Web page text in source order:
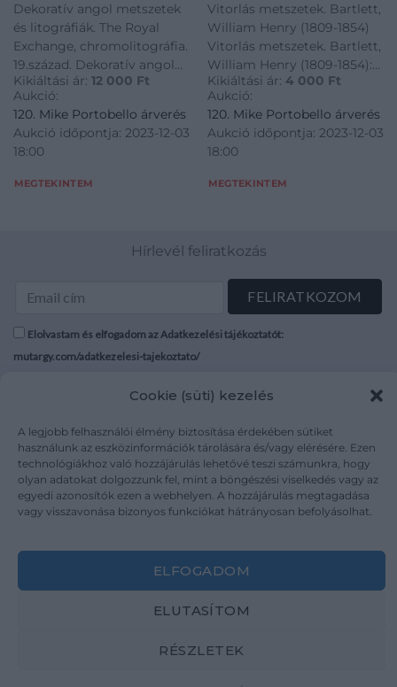
Cookie (süti) kezelés
A legjobb felhasználói élmény biztosítása érdekében sütiket
használunk az eszközinformációk tárolására és/vagy elérésére. Ezen
technológiákhoz való hozzájárulás lehetővé teszi számunkra, hogy
olyan adatokat dolgozzunk fel, mint a böngészési viselkedés vagy az
egyedi azonosítók ezen a webhelyen. A hozzájárulás megtagadása
vagy visszavonása bizonyos funkciókat hátrányosan befolyásolhat.
ELFOGADOM
ELUTASÍTOM
RÉSZLETEK
angol metszetek és
litográfiák. The Royal
Exchange,
chromolitográfia.
19.század.
Dekoratív angol metszetek
és litográfiák. The Royal
Exchange, chromolitográfia.
19.század. Dekoratív angol
metszetek és litográfiák. The
Royal Exchange,
chromolitográfia. 19.század.
Kikiáltási ár: 12 000 Ft
Aukció:
120. Mike Portobello árverés
Aukció időpontja: 2023-12-03
18:00
MEGTEKINTEM
Acélmetszet, 1841.
Vitorlás metszetek. Bartlett,
William Henry (1809-1854)
Vitorlás metszetek. Bartlett,
William Henry (1809-1854):
Barmouth. Acélmetszet,
1841.
Kikiáltási ár: 4 000 Ft
Aukció:
120. Mike Portobello árverés
Aukció időpontja: 2023-12-03
18:00
MEGTEKINTEM
Hírlevél feliratkozás
Elolvastam és elfogadom az Adatkezelési tájékoztatót:
mutargy.com/adatkezelesi-tajekoztato/
Médiaajánlat
Karrier
Kapcsolat
Áraink
ÁSZF
Adatvédelem
Impresszum
Copyright 2026 ©Mutargy.com